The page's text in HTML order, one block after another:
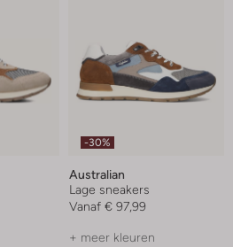
-30%
Australian
Lage sneakers
Vanaf € 97,99
+ meer kleuren